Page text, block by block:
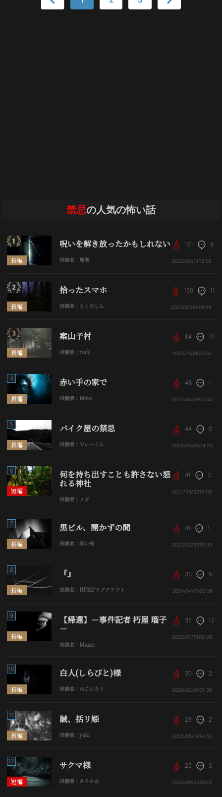
禁忌の人気の怖い話
長編
呪いを解き放ったかもしれない
投稿者：煙巻
191 8
2022/03/11 12:02
長編
拾ったスマホ
投稿者：とくのしん
150 11
2023/07/0409:18
長編
案山子村
投稿者：rark
84 11
2023/11/0822:51
長編
4 赤い手の家で
投稿者：Mine
48 1
2025/04/2910:44
長編
5 バイク屋の禁忌
投稿者：でぃーくん
44 0
2026/03/0314:20
短編
6 何を持ち出すことも許さない怒
れる神社
投稿者：メガ
41 2
2021/08/2212:06
長編
7 黒ビル、開かずの間
投稿者：笑い馬
41 1
2021/02/2315:33
長編
8 『』
投稿者：HPMPラブクラフト
38 5
2024/04/01 00:36
長編
9 【帰還】－事件記者 朽屋 瑠子
－
投稿者：Mame
35 12
2025/01/1900:28
長編
10 白人(しらびと)様
投稿者：ねこじろう
30 2
2026/02/01 01:39
長編
11 馘、括リ姫
投稿者：yuki
26 2
2025/05/1614:53
短編
12 サクマ様
投稿者：さるかみ
25 3
2023/09/2403:01